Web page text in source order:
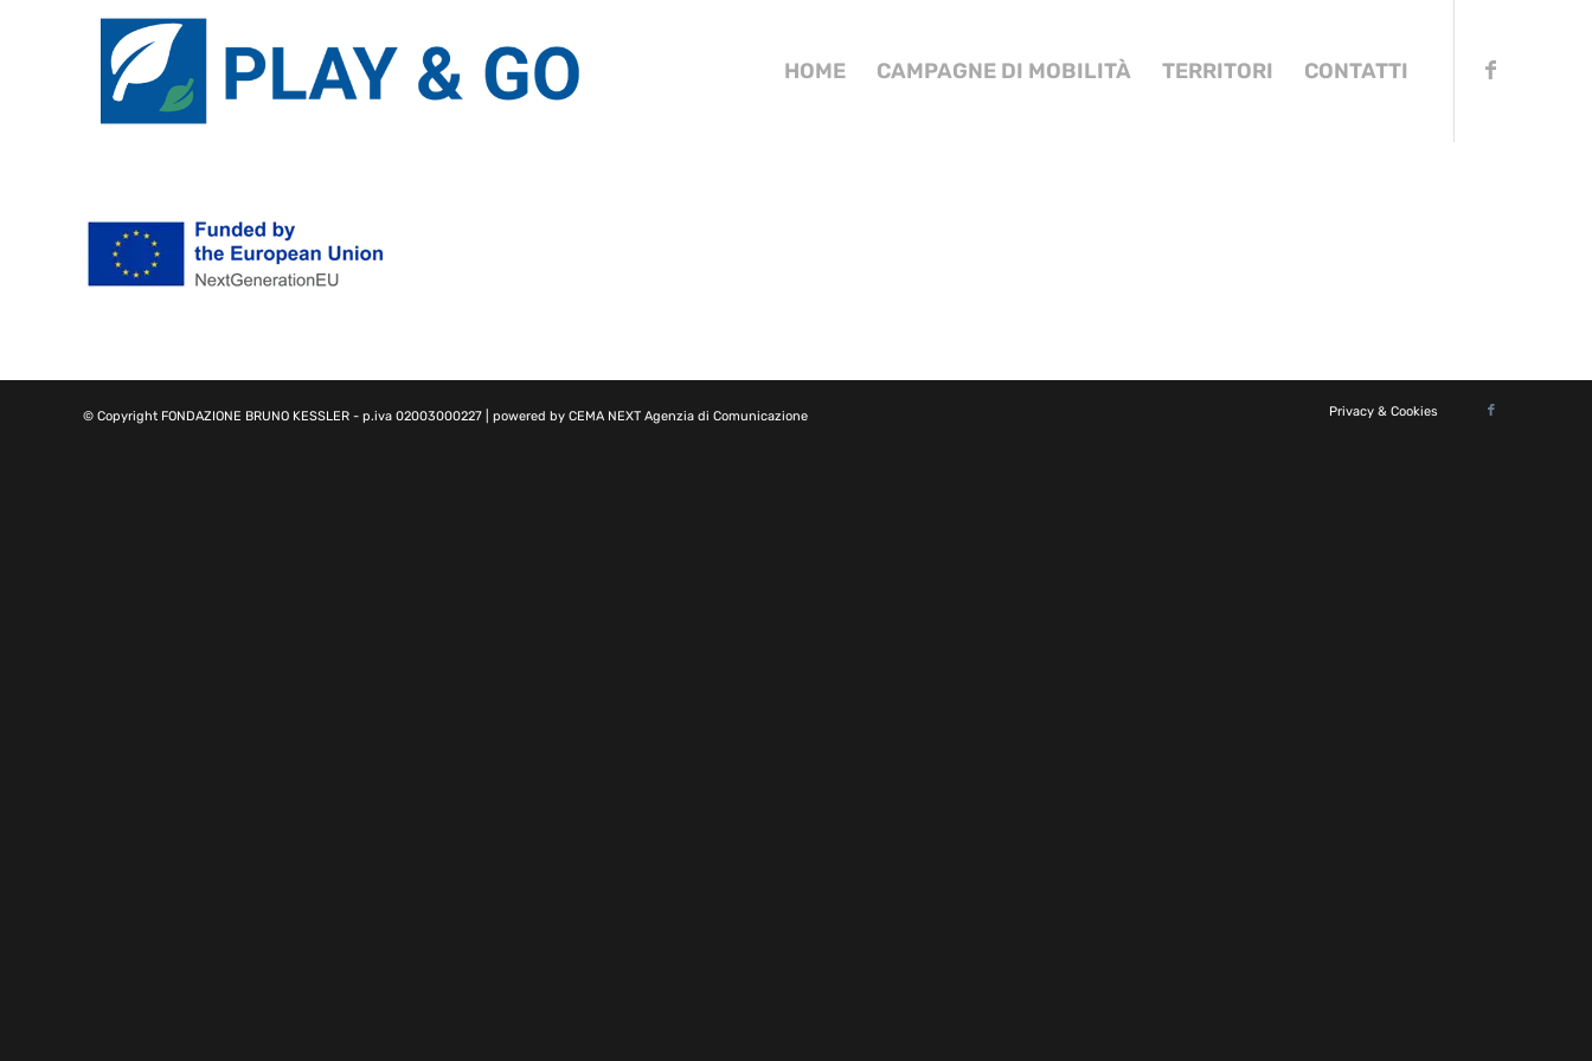
HOME CAMPAGNE DI MOBILITÀ TERRITORI CONTATTI
© Copyright FONDAZIONE BRUNO KESSLER - p.iva 02003000227 | powered byCEMA NEXT Agenzia di Comunicazione Privacy & Cookies